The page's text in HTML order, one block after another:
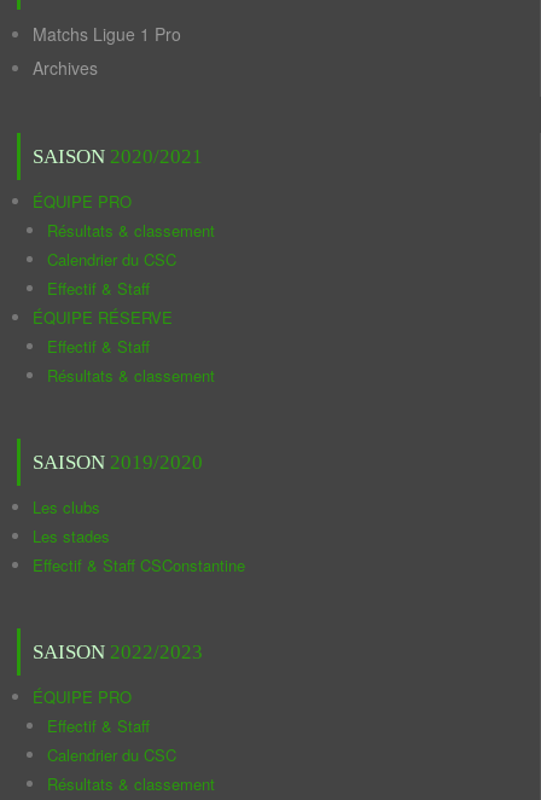
Matchs Ligue 1 Pro
Archives
SAISON 2020/2021
ÉQUIPE PRO
Résultats & classement
Calendrier du CSC
Effectif & Staff
ÉQUIPE RÉSERVE
Effectif & Staff
Résultats & classement
SAISON 2019/2020
Les clubs
Les stades
Effectif & Staff CSConstantine
SAISON 2022/2023
ÉQUIPE PRO
Effectif & Staff
Calendrier du CSC
Résultats & classement